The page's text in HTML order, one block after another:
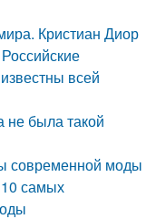
Кристиан Диор
всей
не была такой
современной моды
самых